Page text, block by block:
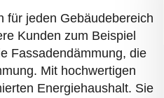
für jeden Gebäudebereich
Kunden zum Beispiel
Fassadendämmung, die
Mit hochwertigen
Energiehaushalt. Sie